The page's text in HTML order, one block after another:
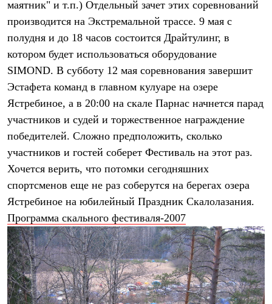
Куртки
Брюки
Лёгкая одежда
Рубашки
Футболки
Толстовки
Брюки
Термобелье
Теплое термобелье
Среднее термобелье
Легкое термобелье
Флисовая одежда
Брюки
Детская одежда
Комбинезоны
Куртки
Брюки
Утепленная синтетикой
Комбинезоны
Куртки
Брюки
Лёгкая одежда
Футболки
Толстовки
маятник" и т.п.) Отдельный зачет этих соревнований
производится на Экстремальной трассе. 9 мая с
полудня и до 18 часов состоится Драйтулинг, в
котором будет использоваться оборудование
SIMOND. В субботу 12 мая соревнования завершит
Эстафета команд в главном кулуаре на озере
Ястребиное, а в 20:00 на скале Парнас начнется парад
участников и судей и торжественное награждение
победителей. Сложно предположить, сколько
участников и гостей соберет Фестиваль на этот раз.
Хочется верить, что потомки сегодняшних
спортсменов еще не раз соберутся на берегах озера
Ястребиное на юбилейный Праздник Скалолазания.
Программа скального фестиваля-2007